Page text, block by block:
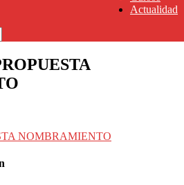
Actualidad
NOMBRAMIENTO